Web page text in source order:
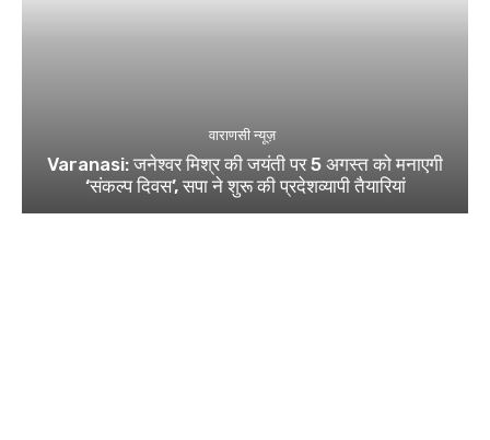
वाराणसी न्यूज़
Varanasi: जनेश्वर मिश्र की जयंती पर 5 अगस्त को मनाएगी
‘संकल्प दिवस’, सपा ने शुरू की प्रदेशव्यापी तैयारियां